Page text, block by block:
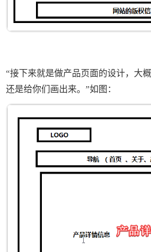
“接下来就是做产品页面的设计，大
还是给你们画出来。”如图：